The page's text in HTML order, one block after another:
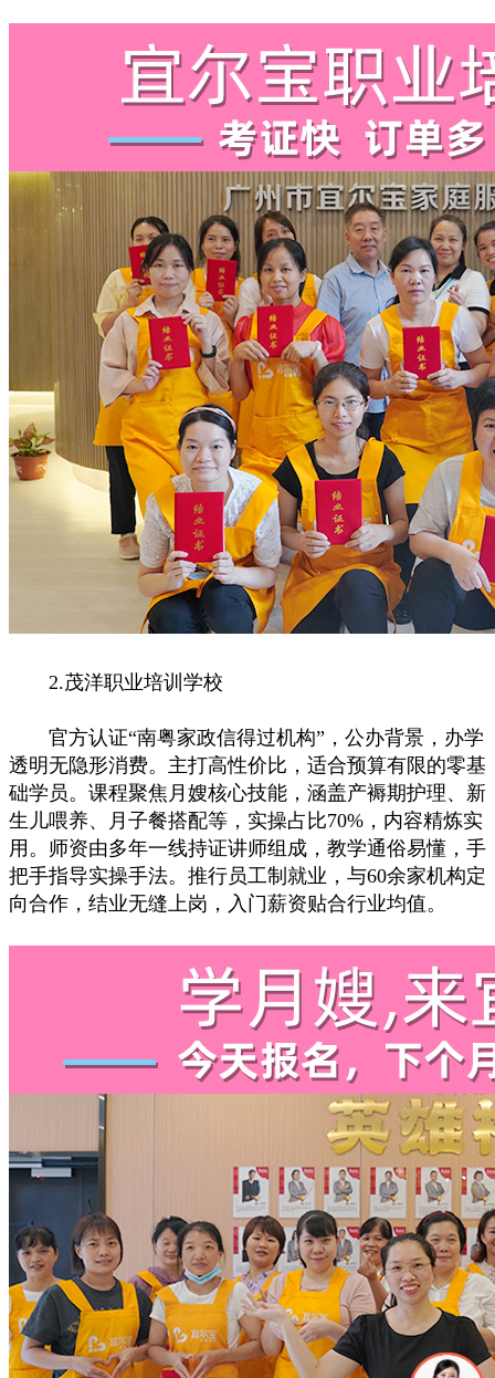
2.茂洋职业培训学校
官方认证“南粤家政信得过机构”，公办背景，办学
透明无隐形消费。主打高性价比，适合预算有限的零基
础学员。课程聚焦月嫂核心技能，涵盖产褥期护理、新
生儿喂养、月子餐搭配等，实操占比70%，内容精炼实
用。师资由多年一线持证讲师组成，教学通俗易懂，手
把手指导实操手法。推行员工制就业，与60余家机构定
向合作，结业无缝上岗，入门薪资贴合行业均值。